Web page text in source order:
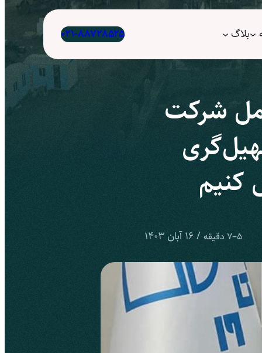
بلاگ ۰۲۱-۸۸۷۲۸۵۲۵
شرکت
کنیم
5–7 دقیقه / 16 آبان 1403